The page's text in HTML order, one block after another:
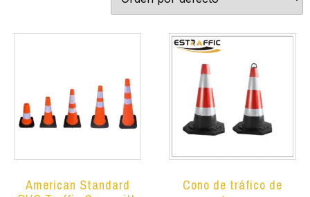
American Standard
Cono de tráfico de